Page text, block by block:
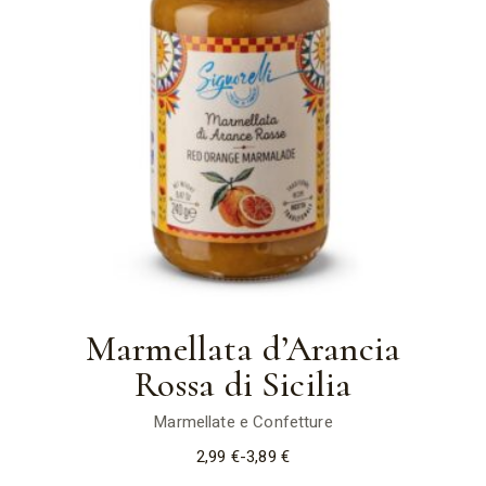
Marmellata d’Arancia
Rossa di Sicilia
Marmellate e Confetture
2,99 €-3,89 €
Fascia